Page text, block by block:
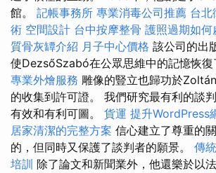
館。 記帳事務所 專業消毒公司推薦 台北
術 空間設計 台中按摩整骨 護照過期如何
質骨灰罈介紹 月子中心價格 該公司的出
使DezsőSzabó在公眾思維中的記憶恢復
專業外燴服務 雕像的豎立也歸功於
的收集到許可證。 我們研究最有利的談
有效和有利可圖。 貨運 提升WordPress
居家清潔的完整方案 信心建立了尊重的
的，但同時又保護了談判者的願景。 傳
培訓 除了論文和新聞業外，他還樂於以